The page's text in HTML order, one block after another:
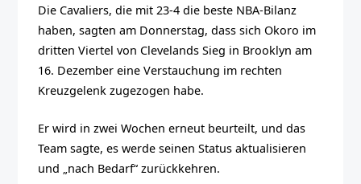
Die Cavaliers, die mit 23-4 die beste NBA-Bilanz
haben, sagten am Donnerstag, dass sich Okoro im
dritten Viertel von Clevelands Sieg in Brooklyn am
16. Dezember eine Verstauchung im rechten
Kreuzgelenk zugezogen habe.
Er wird in zwei Wochen erneut beurteilt, und das
Team sagte, es werde seinen Status aktualisieren
und „nach Bedarf“ zurückkehren.